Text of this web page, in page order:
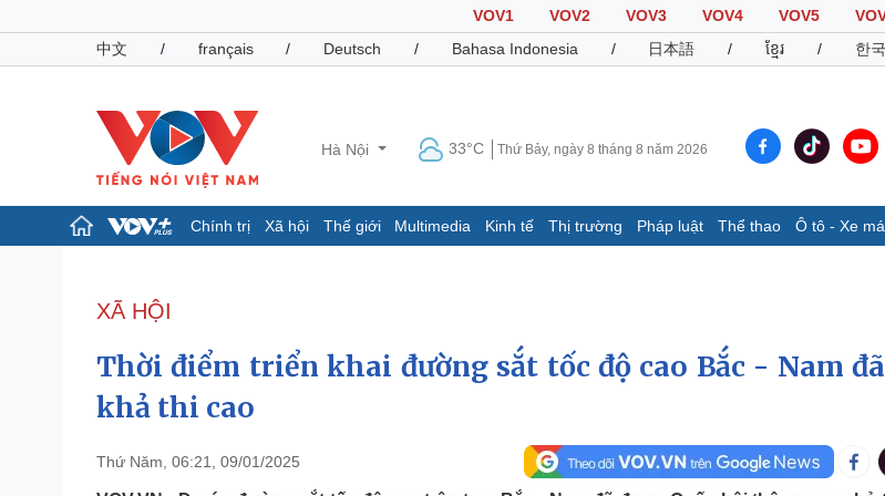
VOV1 VOV2 VOV3 VOV4 VOV5
中文
/ français / Deutsch / Bahasa Indonesia / 日本語 / ខ្មែរ / 한
Hà Nội 33°C Thứ Bảy, ngày 8 tháng 8 năm 2026
Chính trị Xã hội Thế giới Multimedia Kinh tế Thị trường Pháp luật Thể thao Ô tô - Xe
Đảng
Tổ chức nhân sự
Nhận diện sự thật
Dấu ấn VOV
Hồ sơ
Infographic
Pháp luật
Thể thao
Ô tô - Xe máy
XÃ HỘI
Thời điểm triển khai đường sắt tốc độ cao Bắc - Nam
khả thi cao
Thứ Năm, 06:21, 09/01/2025